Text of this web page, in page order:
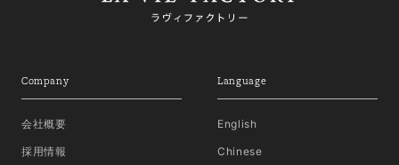
Company
会社概要
採用情報
Language
English
Chinese